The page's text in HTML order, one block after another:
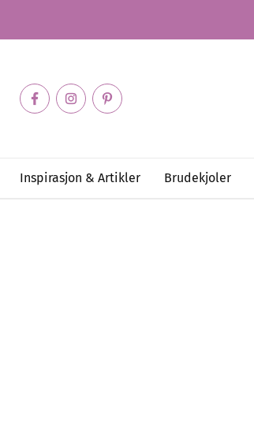
Inspirasjon & Artikler Brudekjoler